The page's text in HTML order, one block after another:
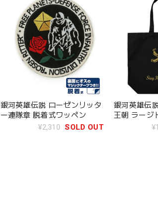
銀河英雄伝説 ローゼンリッタ
ー連隊章 脱着式ワッペン
¥2,310 SOLD OUT
銀河英雄伝
王朝 ラージ